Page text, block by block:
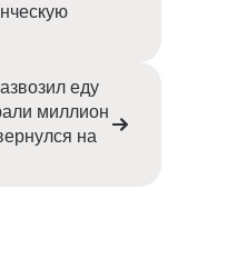
еду
миллион
на